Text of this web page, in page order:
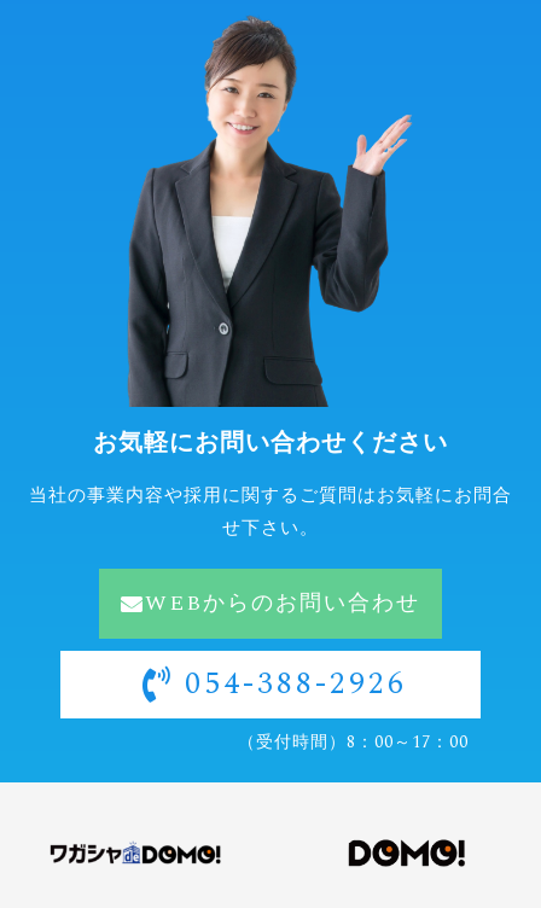
お気軽にお問い合わせください
当社の事業内容や採用に関するご質問はお気軽にお問合
せ下さい。
WEBからのお問い合わせ
054-388-2926
（受付時間）8：00～17：00